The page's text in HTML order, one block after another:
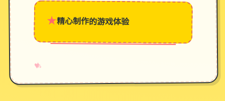
★精心制作的游戏体验
♥
✧
→